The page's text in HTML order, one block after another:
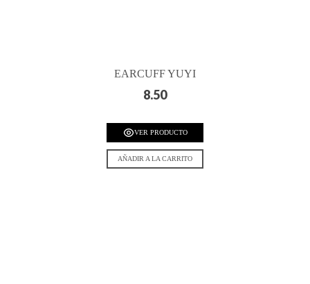
EARCUFF YUYI
8.50
VER PRODUCTO
AÑADIR A LA CARRITO